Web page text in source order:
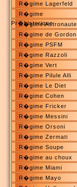
R�gime Lagerfeld
R�gime
Pr�historique
R�gime Astronaute
R�gime de Gordon
R�gime PSFM
R�gime Razzoli
R�gime Vert
R�gime Pilule Alli
R�gime Le Diet
R�gime Cohen
R�gime Fricker
R�gime Messini
R�gime Orsoni
R�gime Zermati
R�gime Soupe
R�gime au choux
R�gime Miami
R�gime Mayo